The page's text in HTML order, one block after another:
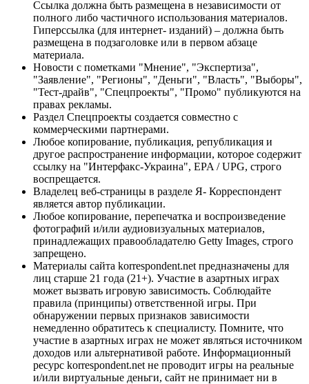
Ссылка должна быть размещена в независимости от
полного либо частичного использования материалов.
Гиперссылка (для интернет- изданий) – должна быть
размещена в подзаголовке или в первом абзаце
материала.
Новости с пометками "Мнение", "Экспертиза",
"Заявление", "Регионы", "Деньги", "Власть", "Выборы",
"Тест-драйв", "Спецпроекты", "Промо" публикуются на
правах рекламы.
Раздел Спецпроекты создается совместно с
коммерческими партнерами.
Любое копирование, публикация, републикация и
другое распространение информации, которое содержит
ссылку на "Интерфакс-Украина", EPA / UPG, строго
воспрещается.
Владелец веб-страницы в разделе Я- Корреспондент
является автор публикации.
Любое копирование, перепечатка и воспроизведение
фотографий и/или аудиовизуальных материалов,
принадлежащих правообладателю Getty Images, строго
запрещено.
Материалы сайта korrespondent.net предназначены для
лиц старше 21 года (21+). Участие в азартных играх
может вызвать игровую зависимость. Соблюдайте
правила (принципы) ответственной игры. При
обнаружении первых признаков зависимости
немедленно обратитесь к специалисту. Помните, что
участие в азартных играх не может являться источником
доходов или альтернативой работе. Информационный
ресурс korrespondent.net не проводит игры на реальные
и/или виртуальные деньги, сайт не принимает ни в